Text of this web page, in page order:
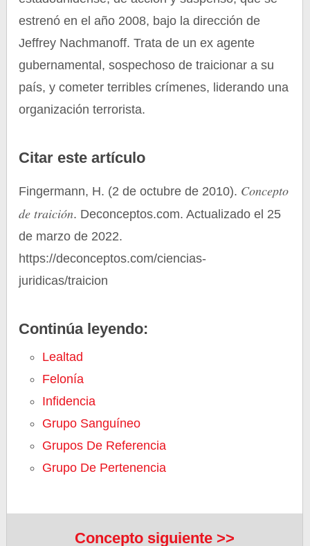
estrenó en el año 2008, bajo la dirección de
Jeffrey Nachmanoff. Trata de un ex agente
gubernamental, sospechoso de traicionar a su
país, y cometer terribles crímenes, liderando una
organización terrorista.
Citar este artículo
Fingermann, H. (2 de octubre de 2010). Concepto
de traición. Deconceptos.com. Actualizado el 25
de marzo de 2022.
https://deconceptos.com/ciencias-
juridicas/traicion
Continúa leyendo:
Lealtad
Felonía
Infidencia
Grupo Sanguíneo
Grupos De Referencia
Grupo De Pertenencia
Concepto siguiente >>